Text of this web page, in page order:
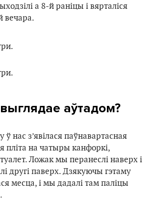
а 8-й раніцы і вярталіся
вечара.
аўтадом?
ў нас з’явілася паўнавартасная
пліта на чатыры канфоркі,
туалет. Ложак мы перанеслі наверх і
другі паверх. Дзякуючы гэтаму
месца, і мы дадалі там паліцы